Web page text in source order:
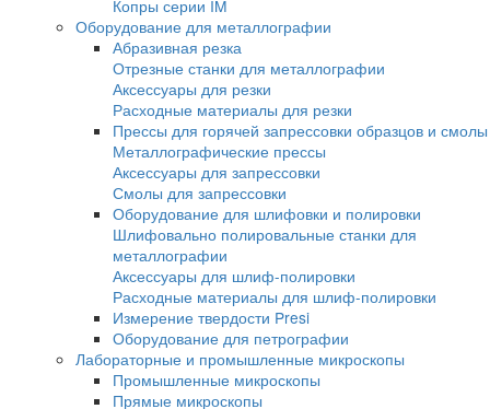
Универсальные испытательные машины
Электромеханические испытательные
Сервогидравлические машины
Маятниковые копры
Копры по методу изода
Маятниковый копер по шарпи
Станки для U, V надрезов
Копры с падающим грузом
Копры серии DWTT
Копры серии IM
Оборудование для металлографии
Абразивная резка
Отрезные станки для металлографии
Аксессуары для резки
Расходные материалы для резки
Прессы для горячей запрессовки